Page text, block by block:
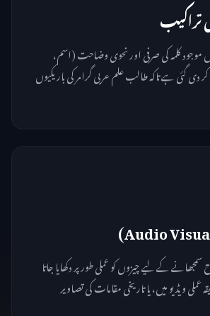
تراکیب
کلمہ کی صرفی اور نحوی وضاحت (اسم،
گئی ہے تاکہ طالب علم عربی گرامر کی باریکیوں
کے لیے چیزوں کو عملی طور پر دکھایا جاتا
ویڈیو میں، یا تاریخی مقامات کی تصاویر